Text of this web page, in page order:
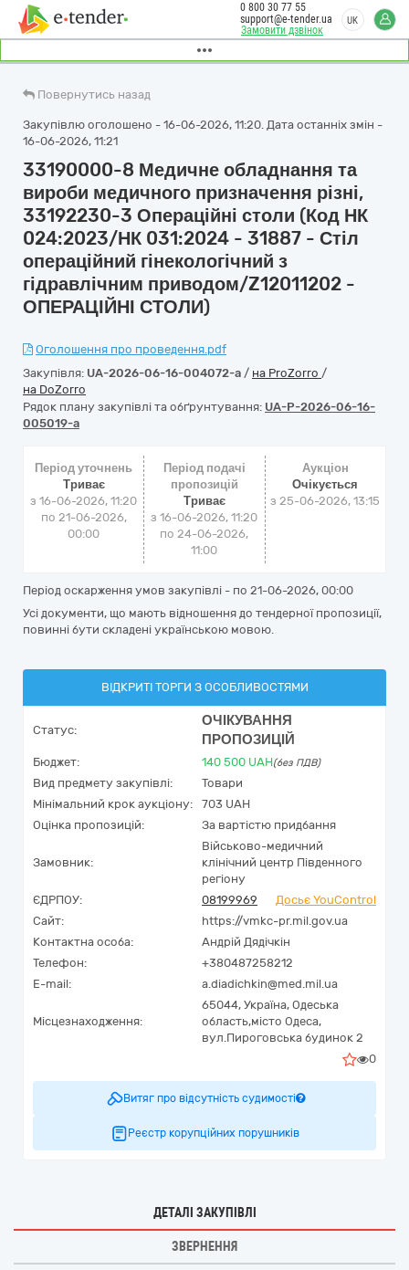
Замовити дзвінок
0 800 30 77 55
support@e-tender.ua
UK
Повернутись назад
Закупівлю оголошено - 16-06-2026, 11:20. Дата останніх змін -
16-06-2026, 11:21
33190000-8 Медичне обладнання та
вироби медичного призначення різні,
33192230-3 Операційні столи (Код НК
024:2023/НК 031:2024 - 31887 - Стіл
операційний гінекологічний з
гідравлічним приводом/Z12011202 -
ОПЕРАЦІЙНІ СТОЛИ)
Оголошення про проведення.pdf
Закупівля: UA-2026-06-16-004072-a / на ProZorro /
на DoZorro
Рядок плану закупівлі та обґрунтування: UA-P-2026-06-16-
005019-a
Період уточнень
Триває
з 16-06-2026, 11:20
по 21-06-2026,
00:00
Період подачі
пропозицій
Триває
з 16-06-2026, 11:20
по 24-06-2026,
11:00
Аукціон
Очікується
з25-06-2026, 13:15
Період оскарження умов закупівлі - по 21-06-2026, 00:00
Усі документи, що мають відношення до тендерної пропозиції,
повинні бути складені українською мовою.
ВІДКРИТІ ТОРГИ З ОСОБЛИВОСТЯМИ
Статус:
ОЧІКУВАННЯ
ПРОПОЗИЦІЙ
Бюджет: 140 500 UAH(без ПДВ)
Вид предмету закупівлі:
Товари
Мінімальний крок аукціону:
703 UAH
Оцінка пропозицій:
За вартістю придбання
Замовник:
Військово-медичний
клінічний центр Південного
регіону
ЄДРПОУ:
08199969
Досьє YouControl
Сайт:
https://vmkc-pr.mil.gov.ua
Контактна особа:
Андрій Дядічкін
Телефон:
+380487258212
E-mail:
a.diadichkin@med.mil.ua
Місцезнаходження:
65044, Україна, Одеська
область,місто Одеса,
вул.Пироговська будинок 2
0
Витяг про відсутність судимості
Реєстр корупційних порушників
ДЕТАЛІ ЗАКУПІВЛІ
ЗВЕРНЕННЯ